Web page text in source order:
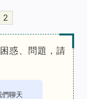
2
惑、問題，請
聊天